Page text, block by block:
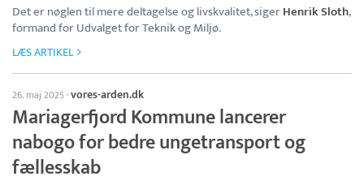
Det er nøglen til mere deltagelse og livskvalitet, sigerHenrik Sloth,
formand for Udvalget for Teknik og Miljø.
LÆS ARTIKEL
26. maj 2025·vores-arden.dk
Mariagerfjord Kommune lancerer
nabogo for bedre ungetransport og
fællesskab